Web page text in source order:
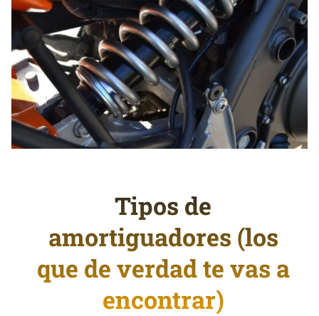
Tipos de
amortiguadores (los
que de verdad te vas a
encontrar)